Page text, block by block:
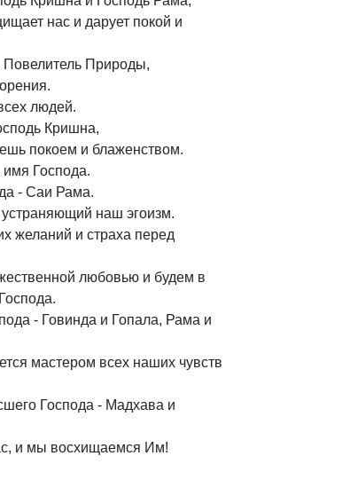
нас и дарует покой и
Природы,
людей.
Кришна,
покоем и блаженством.
имя Господа.
- Саи Рама.
наш эгоизм.
желаний и страха перед
любовью и будем в
- Говинда и Гопала, Рама и
мастером всех наших чувств
Господа - Мадхава и
и мы восхищаемся Им!